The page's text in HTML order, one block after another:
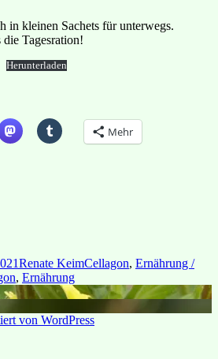
in kleinen Sachets für unterwegs.
Tagesration!
Herunterladen
Mehr
Autor
Renate KeimKategorien
Cellagon, Ernährung /
, Ernährung
von WordPress